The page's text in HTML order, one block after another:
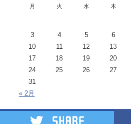
月
火 水 木
3
4 5 6
10
11 12 13
17
18 19 20
24
25 26 27
31
« 2月